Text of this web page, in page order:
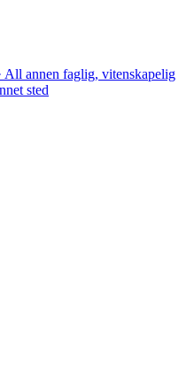
All annen faglig, vitenskapelig
sted